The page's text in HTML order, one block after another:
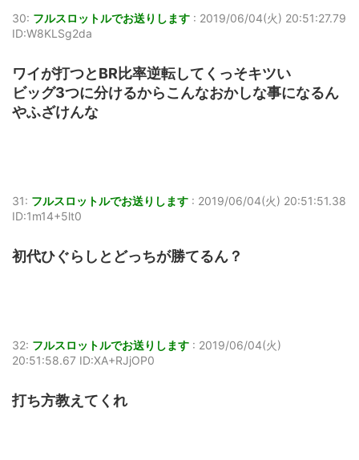
30: フルスロットルでお送りします : 2019/06/04(火) 20:51:27.79
ID:W8KLSg2da
ワイが打つとBR比率逆転してくっそキツい
ビッグ3つに分けるからこんなおかしな事になるん
やふざけんな
31: フルスロットルでお送りします : 2019/06/04(火) 20:51:51.38
ID:1m14+5lt0
初代ひぐらしとどっちが勝てるん？
32: フルスロットルでお送りします : 2019/06/04(火)
20:51:58.67 ID:XA+RJjOP0
打ち方教えてくれ